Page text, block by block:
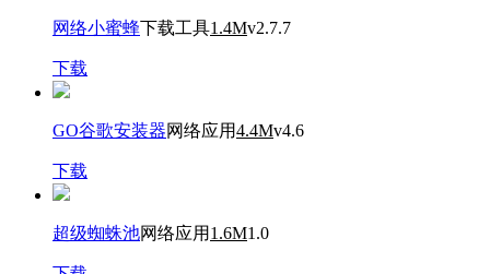
网络小蜜蜂下载工具1.4Mv2.7.7
下载
GO谷歌安装器网络应用4.4Mv4.6
下载
超级蜘蛛池网络应用 1.6M1.0